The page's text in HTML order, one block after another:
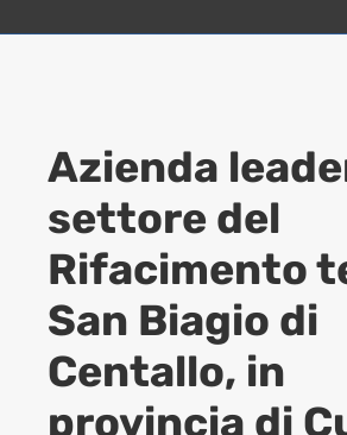
Azienda
settore del
Rifacimento
San Biagio di
Centallo, in
provincia di